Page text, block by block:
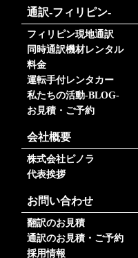
通訳-フィリピン-
フィリピン現地通訳
同時通訳機材レンタル
料金
運転手付レンタカー
私たちの活動-BLOG-
お見積・ご予約
会社概要
株式会社ピノラ
代表挨拶
お問い合わせ
翻訳のお見積
通訳のお見積・ご予約
採用情報